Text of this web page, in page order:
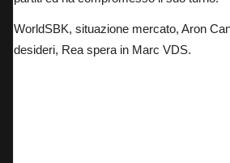
WorldSBK, situazione mercato, Aron
desideri, Rea spera in Marc VDS.